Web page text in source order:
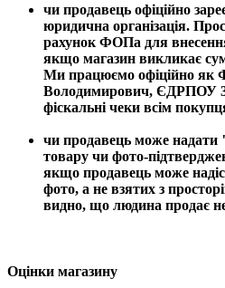
чи продавець офіційно
юридична організація.
рахунок ФОПа для
якщо магазин викликає
Ми працюємо офіційно
Володимирович, ЄДРПОУ
фіскальні чеки всім
чи продавець може надати
товару чи фото-
якщо продавець може
фото, а не взятих з
видно, що людина продає
Оцінки магазину